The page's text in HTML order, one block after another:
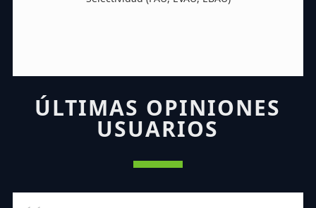
ÚLTIMAS OPINIONES
USUARIOS